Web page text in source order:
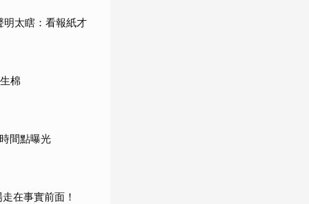
明太瞎：看報紙才
棉
間點曝光
在事實前面！